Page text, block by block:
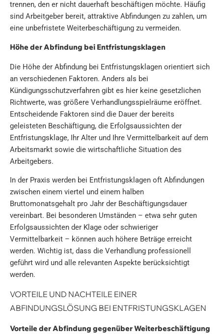
trennen, den er nicht dauerhaft beschäftigen möchte. Häufig
sind Arbeitgeber bereit, attraktive Abfindungen zu zahlen, um
eine unbefristete Weiterbeschäftigung zu vermeiden.
Höhe der Abfindung bei Entfristungsklagen
Die Höhe der Abfindung bei Entfristungsklagen orientiert sich
an verschiedenen Faktoren. Anders als bei
Kündigungsschutzverfahren gibt es hier keine gesetzlichen
Richtwerte, was größere Verhandlungsspielräume eröffnet.
Entscheidende Faktoren sind die Dauer der bereits
geleisteten Beschäftigung, die Erfolgsaussichten der
Entfristungsklage, Ihr Alter und Ihre Vermittelbarkeit auf dem
Arbeitsmarkt sowie die wirtschaftliche Situation des
Arbeitgebers.
In der Praxis werden bei Entfristungsklagen oft Abfindungen
zwischen einem viertel und einem halben
Bruttomonatsgehalt pro Jahr der Beschäftigungsdauer
vereinbart. Bei besonderen Umständen – etwa sehr guten
Erfolgsaussichten der Klage oder schwieriger
Vermittelbarkeit – können auch höhere Beträge erreicht
werden. Wichtig ist, dass die Verhandlung professionell
geführt wird und alle relevanten Aspekte berücksichtigt
werden.
VORTEILE UND NACHTEILE EINER
ABFINDUNGSLÖSUNG BEI ENTFRISTUNGSKLAGEN
Vorteile der Abfindung gegenüber Weiterbeschäftigung